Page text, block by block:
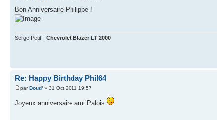
Bon Anniversaire Philippe !
Serge Petit - Chevrolet Blazer LT 2000
Re: Happy Birthday Phil64
parDoud' » 31 Oct 2011 19:57
Joyeux anniversaire ami Palois